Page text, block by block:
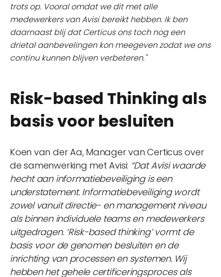
trots op. Vooral omdat we dit met alle
medewerkers van Avisi bereikt hebben. Ik ben
daarnaast blij dat Certicus ons toch nog een
drietal aanbevelingen kon meegeven zodat we ons
continu kunnen blijven verbeteren."
Risk-based Thinking als
basis voor besluiten
Koen van der Aa, Manager van Certicus over
de samenwerking met Avisi: “Dat Avisi waarde
hecht aan informatiebeveiliging is een
understatement. Informatiebeveiliging wordt
zowel vanuit directie- en management niveau
als binnen individuele teams en medewerkers
uitgedragen. ‘Risk-based thinking’ vormt de
basis voor de genomen besluiten en de
inrichting van processen en systemen. Wij
hebben het gehele certificeringsproces als